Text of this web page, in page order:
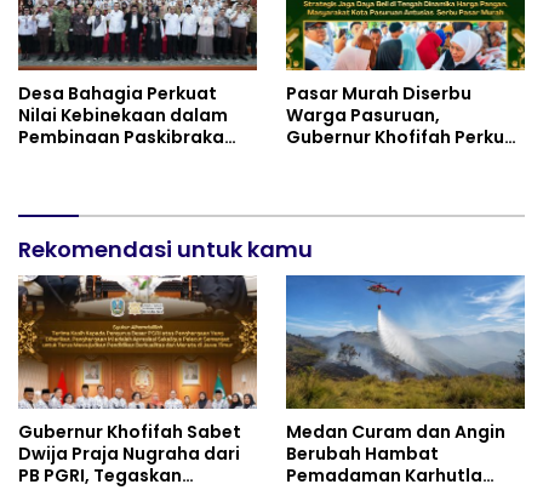
Desa Bahagia Perkuat
Nilai Kebinekaan dalam
Pembinaan Paskibraka
Pasar Murah Diserbu
Warga Pasuruan,
Gubernur Khofifah Perkuat
Rekomendasi untuk kamu
Gubernur Khofifah Sabet
Dwija Praja Nugraha dari
PB PGRI, Tegaskan
Medan Curam dan Angin
Berubah Hambat
Pemadaman Karhutla